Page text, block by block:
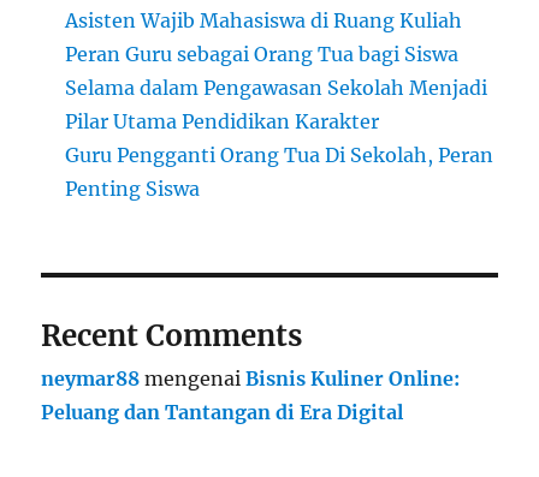
Asisten Wajib Mahasiswa di Ruang Kuliah
Peran Guru sebagai Orang Tua bagi Siswa
Selama dalam Pengawasan Sekolah Menjadi
Pilar Utama Pendidikan Karakter
Guru Pengganti Orang Tua Di Sekolah, Peran
Penting Siswa
Recent Comments
neymar88 mengenaiBisnis Kuliner Online:
Peluang dan Tantangan di Era Digital